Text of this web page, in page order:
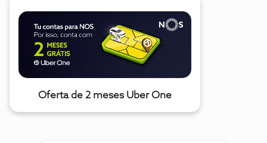
Oferta de 2 meses Uber One